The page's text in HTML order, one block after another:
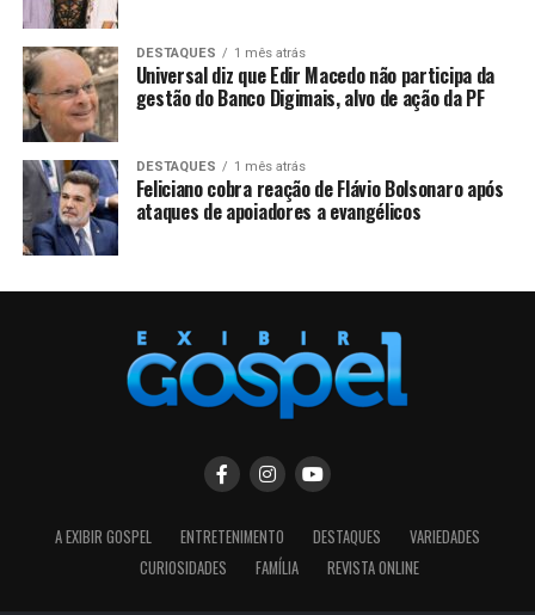
DESTAQUES 1 mês atrás
Universal diz que Edir Macedo não participa da
gestão do Banco Digimais, alvo de ação da PF
DESTAQUES 1 mês atrás
Feliciano cobra reação de Flávio Bolsonaro após
ataques de apoiadores a evangélicos
A EXIBIR GOSPEL ENTRETENIMENTO DESTAQUES
VARIEDADES
CURIOSIDADES
FAMÍLIA REVISTA ONLINE